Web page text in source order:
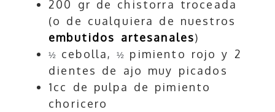
200 gr de chistorra troceada
(o de cualquiera de nuestros
embutidos artesanales)
½ cebolla,½
pimiento rojo y 2
dientes de ajo muy picados
1cc de pulpa de pimiento
choricero